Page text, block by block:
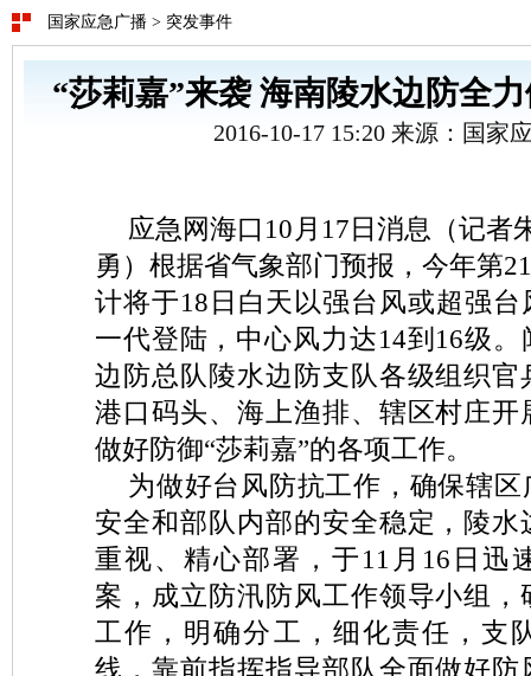
国家应急广播 > 突发事件
“莎莉嘉”来袭 海南陵水边防全
2016-10-17 15:20 来源：国家
应急网海口10月17日消息（记者
勇）根据省气象部门预报，今年第
计将于18日白天以强台风或超强
一代登陆，中心风力达14到16级
边防总队陵水边防支队各级组织官
港口码头、海上渔排、辖区村庄开
做好防御“莎莉嘉”的各项工作。
为做好台风防抗工作，确保辖
安全和部队内部的安全稳定，陵水
重视、精心部署，于11月16日迅
案，成立防汛防风工作领导小组
工作，明确分工，细化责任，支
线，靠前指挥指导部队全面做好防